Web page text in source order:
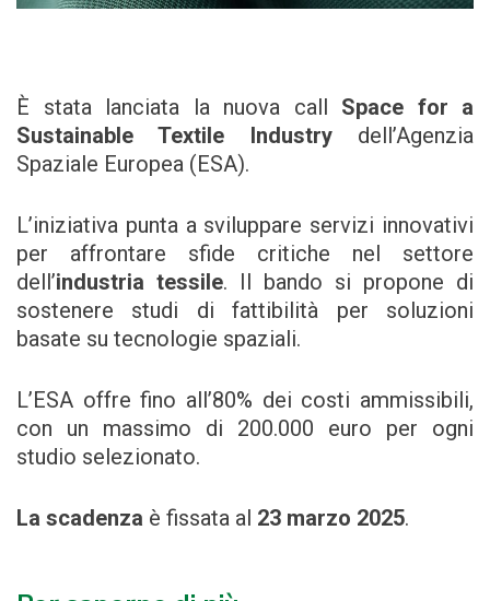
È stata lanciata la nuova call Space for a
Sustainable Textile Industrydell’Agenzia
Spaziale Europea (ESA).
L’iniziativa punta a sviluppare servizi innovativi
per affrontare sfide critiche nel settore
dell’industria tessile. Il bando si propone di
sostenere studi di fattibilità per soluzioni
basate su tecnologie spaziali.
L’ESA offre fino all’80% dei costi ammissibili,
con un massimo di 200.000 euro per ogni
studio selezionato.
La scadenza è fissata al 23 marzo 2025.